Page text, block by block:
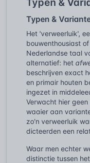
Typen &
Het 'verweerluik',
bouwenthousiast
Nederlandse taal
alternatief: het
beschrijven exact
en primair houten
ingezet in
Verwacht hier
waaier aan
zo'n verweerluik
dicteerden een
Waar men echter
distinctie tussen